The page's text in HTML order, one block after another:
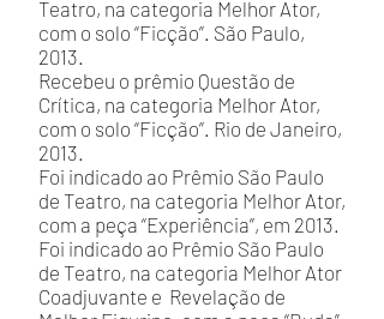
Teatro, na categoria Melhor Ator,
com o solo “Ficção”. São Paulo,
2013.
Recebeu o prêmio Questão de
Crítica, na categoria Melhor Ator,
com o solo “Ficção”. Rio de Janeiro,
2013.
Foi indicado ao Prêmio São Paulo
de Teatro, na categoria Melhor Ator,
com a peça “Experiência”, em 2013.
Foi indicado ao Prêmio São Paulo
de Teatro, na categoria Melhor Ator
Coadjuvante e Revelação de